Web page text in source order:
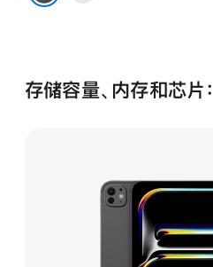
存储容量、内存和芯片：